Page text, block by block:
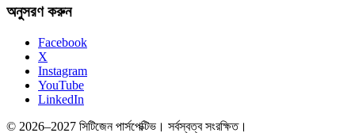
অনুসরণ করুন
Facebook
X
Instagram
YouTube
LinkedIn
© 2026–2027 সিটিজেন পার্সপেক্টিভ। সর্বস্বত্ব সংরক্ষিত।